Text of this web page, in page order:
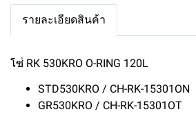
รายละเอียดสินค้า
โซ่ RK 530KRO O-RING 120L
STD530KRO / CH-RK-15301ON
GR530KRO / CH-RK-15301OT